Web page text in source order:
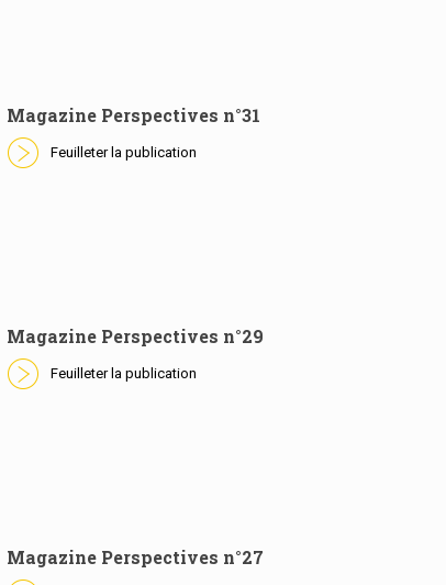
Magazine Perspectives n°31
Feuilleter la publication
Magazine Perspectives n°29
Feuilleter la publication
Magazine Perspectives n°27